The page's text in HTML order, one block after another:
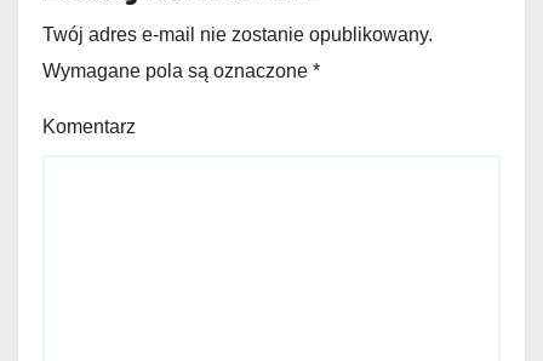
Twój adres e-mail nie zostanie opublikowany.
Wymagane pola są oznaczone *
Komentarz